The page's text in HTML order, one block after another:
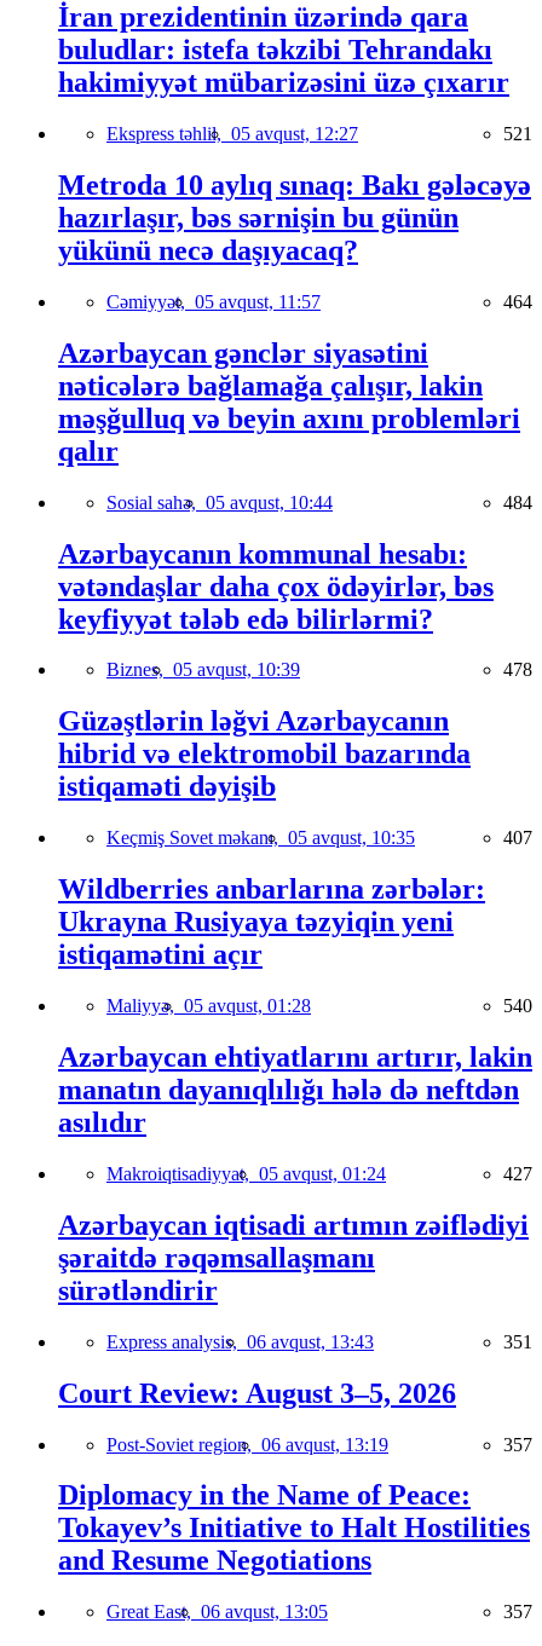
İran prezidentinin üzərində qara
buludlar: istefa təkzibi Tehrandakı
hakimiyyət mübarizəsini üzə çıxarır
Ekspress təhlil, 05 avqust, 12:27 521
Metroda 10 aylıq sınaq: Bakı gələcəyə
hazırlaşır, bəs sərnişin bu günün
yükünü necə daşıyacaq?
Cəmiyyət, 05 avqust, 11:57 464
Azərbaycan gənclər siyasətini
nəticələrə bağlamağa çalışır, lakin
məşğulluq və beyin axını problemləri
qalır
Sosial sahə, 05 avqust, 10:44 484
Azərbaycanın kommunal hesabı:
vətəndaşlar daha çox ödəyirlər, bəs
keyfiyyət tələb edə bilirlərmi?
Biznes, 05 avqust, 10:39 478
Güzəştlərin ləğvi Azərbaycanın
hibrid və elektromobil bazarında
istiqaməti dəyişib
Keçmiş Sovet məkanı, 05 avqust, 10:35 407
Wildberries anbarlarına zərbələr:
Ukrayna Rusiyaya təzyiqin yeni
istiqamətini açır
Maliyyə, 05 avqust, 01:28 540
Azərbaycan ehtiyatlarını artırır, lakin
manatın dayanıqlılığı hələ də neftdən
asılıdır
Makroiqtisadiyyat, 05 avqust, 01:24 427
Azərbaycan iqtisadi artımın zəiflədiyi
şəraitdə rəqəmsallaşmanı
sürətləndirir
Express analysis, 06 avqust, 13:43 351
Court Review: August 3–5, 2026
Post-Soviet region, 06 avqust, 13:19 357
Diplomacy in the Name of Peace:
Tokayev’s Initiative to Halt Hostilities
and Resume Negotiations
Great East, 06 avqust, 13:05 357